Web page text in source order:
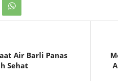
Air Barli Panas
Sehat